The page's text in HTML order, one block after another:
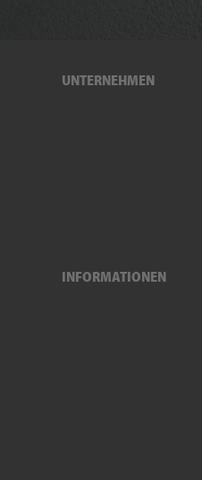
UNTERNEHMEN
INFORMATIONEN